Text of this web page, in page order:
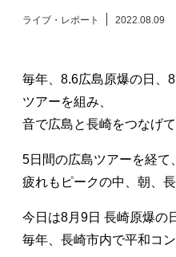
演奏依頼
ライブ・レポート 2022.08.09
毎年、8.6広島原爆の日、
ツアーを組み、
音で広島と長崎をつなげて
5日間の広島ツアーを経て
疲れもピークの中、朝、長
今日は8月9日 長崎原爆の
毎年、長崎市内で平和コ